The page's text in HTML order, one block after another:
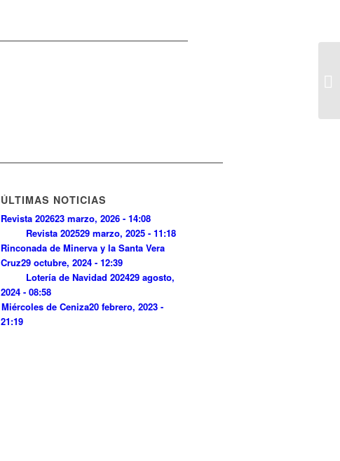
ÚLTIMAS NOTICIAS
Revista 202623 marzo, 2026 - 14:08
Revista 202529 marzo, 2025 - 11:18
Rinconada de Minerva y la Santa Vera
Cruz29 octubre, 2024 - 12:39
Lotería de Navidad 202429 agosto,
2024 - 08:58
Miércoles de Ceniza20 febrero, 2023 -
21:19